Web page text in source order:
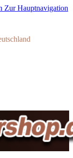
Zur Hauptnavigation